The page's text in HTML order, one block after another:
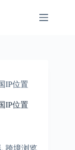
IP位置
IP位置